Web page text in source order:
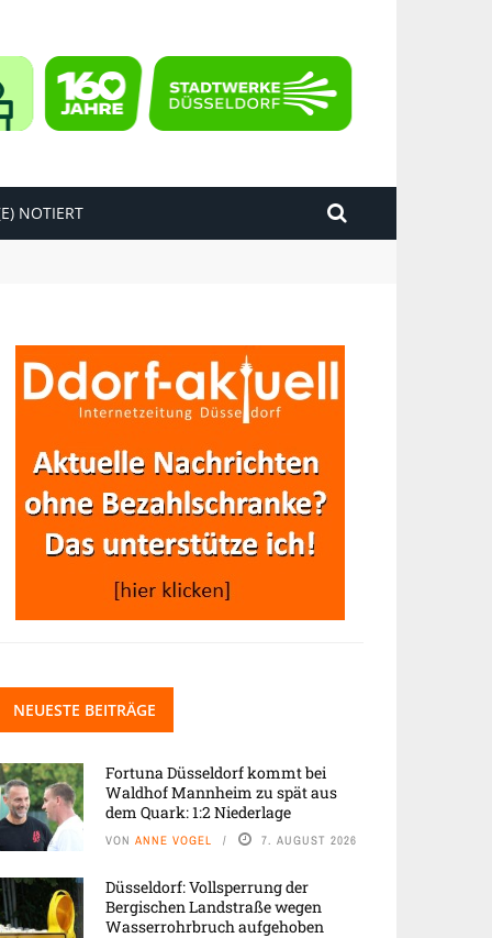
NOTIERT
NEUESTE BEITRÄGE
Fortuna Düsseldorf kommt bei
Waldhof Mannheim zu spät aus
dem Quark: 1:2 Niederlage
VON ANNE VOGEL 7. AUGUST 2026
Düsseldorf: Vollsperrung der
Bergischen Landstraße wegen
Wasserrohrbruch aufgehoben